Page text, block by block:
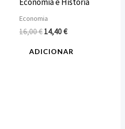
Economia
16,00€ 14,40€
ADICIONAR